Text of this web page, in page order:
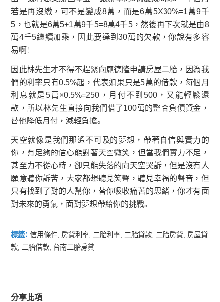
若是再沒繳，可不是變成8萬，而是6萬5X30%=1萬9千
5，也就是6萬5+1萬9千5=8萬4千5，然後再下次就是由8
萬4千5繼續加乘，因此要達到30萬的欠款，你說有多容
易啊！
因此林先生才不得不趕緊向龐德隆申請房屋二胎，因為我
們的利率只有0.5%起，代表如果只是5萬的借款，每個月
利息就是5萬×0.5%=250，月付不到500，又能輕鬆還
款，所以林先生直接向我們借了100萬的整合負債資金，
替他降低月付，減輕負擔。
天空就像是我們那遙不可及的夢想，帶著自信與實力的
你，有足夠的信心能對著天空微笑，但當我們實力不足，
甚至力不從心時，卻只能失落的向天空哭訴，但是沒有人
願意聽你訴苦，大家都想聽見笑聲，聽見幸福的聲音，但
只有找到了對的人幫你，替你吸收痛苦的思緒，你才有面
對未來的勇氣，面對夢想帶給你的挑戰。
標籤： 信用條件 房貸利率 二胎利率 二胎貸款 二胎房貸 房屋貸
款
二胎借款 台南二胎房貸
分享此項